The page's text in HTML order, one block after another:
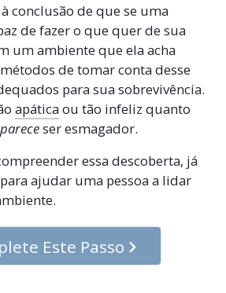
conclusão de que se uma
de fazer o que quer de sua
um ambiente que ela acha
de tomar conta desse
para sua sobrevivência.
apáticaou tão infeliz quanto
pareceser esmagador.
essa descoberta, já
ajudar uma pessoa a lidar
Este Passo